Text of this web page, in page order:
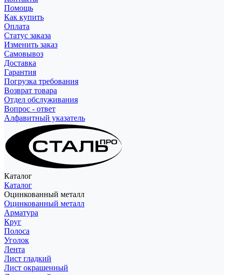
Помощь
Как купить
Оплата
Статус заказа
Изменить заказ
Самовывоз
Доставка
Гарантия
Погрузка требования
Возврат товара
Отдел обслуживания
Вопрос - ответ
Алфавитный указатель
Каталог
Каталог
Оцинкованный металл
Оцинкованный металл
Арматура
Круг
Полоса
Уголок
Лента
Лист гладкий
Лист окрашенный